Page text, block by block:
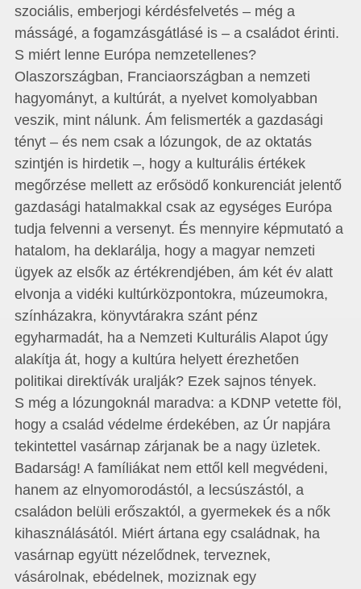
szociális, emberjogi kérdésfelvetés – még a
másságé, a fogamzásgátlásé is – a családot érinti.
S miért lenne Európa nemzetellenes?
Olaszországban, Franciaországban a nemzeti
hagyományt, a kultúrát, a nyelvet komolyabban
veszik, mint nálunk. Ám felismerték a gazdasági
tényt – és nem csak a lózungok, de az oktatás
szintjén is hirdetik –, hogy a kulturális értékek
megőrzése mellett az erősödő konkurenciát jelentő
gazdasági hatalmakkal csak az egységes Európa
tudja felvenni a versenyt. És mennyire képmutató a
hatalom, ha deklarálja, hogy a magyar nemzeti
ügyek az elsők az értékrendjében, ám két év alatt
elvonja a vidéki kultúrközpontokra, múzeumokra,
színházakra, könyvtárakra szánt pénz
egyharmadát, ha a Nemzeti Kulturális Alapot úgy
alakítja át, hogy a kultúra helyett érezhetően
politikai direktívák uralják? Ezek sajnos tények.
S még a lózungoknál maradva: a KDNP vetette föl,
hogy a család védelme érdekében, az Úr napjára
tekintettel vasárnap zárjanak be a nagy üzletek.
Badarság! A famíliákat nem ettől kell megvédeni,
hanem az elnyomorodástól, a lecsúszástól, a
családon belüli erőszaktól, a gyermekek és a nők
kihasználásától. Miért ártana egy családnak, ha
vasárnap együtt nézelődnek, terveznek,
vásárolnak, ebédelnek, moziznak egy